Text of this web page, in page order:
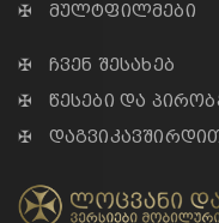
✠ მულტფილმები
✠ ჩვენ შესახებ
✠ წესები და
✠